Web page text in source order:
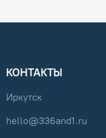
КОНТАКТЫ
Иркутск
hello@336and1.ru